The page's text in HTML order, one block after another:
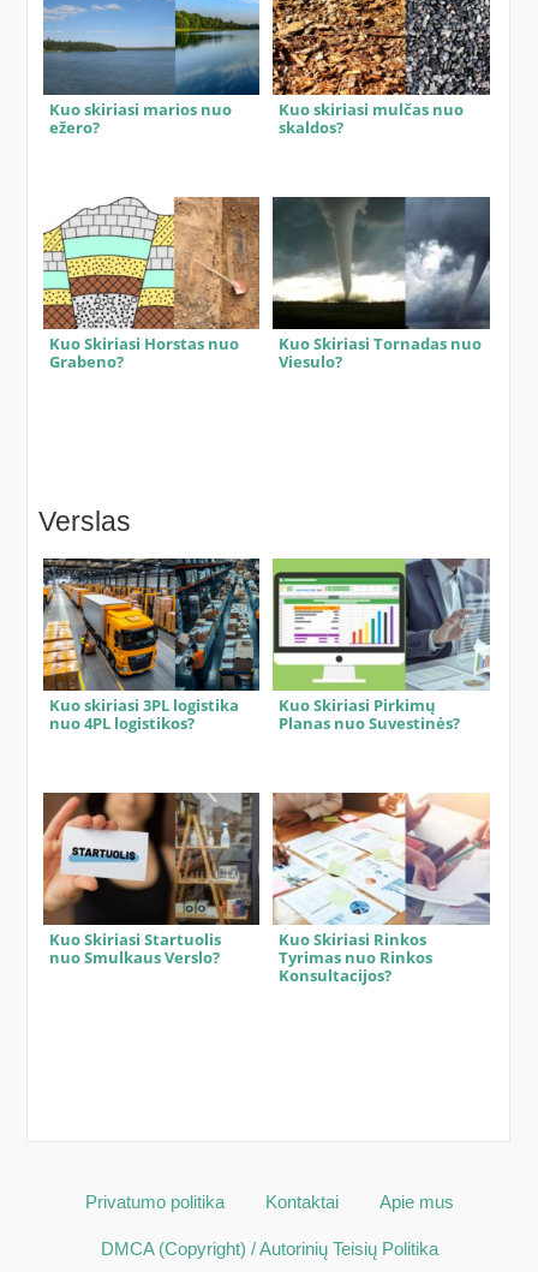
Kuo skiriasi marios nuo
ežero?
Kuo skiriasi mulčas nuo
skaldos?
Kuo Skiriasi Horstas nuo
Grabeno?
Kuo Skiriasi Tornadas nuo
Viesulo?
Verslas
Kuo skiriasi 3PL logistika
nuo 4PL logistikos?
Kuo Skiriasi Pirkimų
Planas nuo Suvestinės?
Kuo Skiriasi Startuolis
nuo Smulkaus Verslo?
Kuo Skiriasi Rinkos
Tyrimas nuo Rinkos
Konsultacijos?
Privatumo politika Kontaktai Apie mus
DMCA (Copyright) / Autorinių Teisių Politika